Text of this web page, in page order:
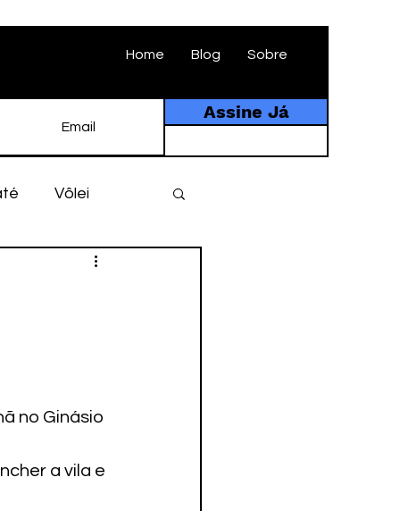
Home Blog Sobre
Assine Já
Vôlei
História
no Ginásio
a vila e